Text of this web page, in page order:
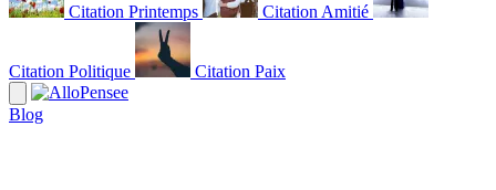
Citation Printemps Citation Amitié
Citation Politique Citation Paix
Blog